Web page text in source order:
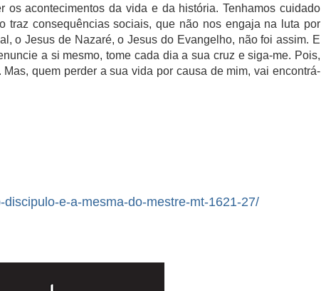
os acontecimentos da vida e da história. Tenhamos cuidado
traz consequências sociais, que não nos engaja na luta por
o Jesus de Nazaré, o Jesus do Evangelho, não foi assim. E
a si mesmo, tome cada dia a sua cruz e siga-me. Pois,
quem perder a sua vida por causa de mim, vai encontrá-
e-a-mesma-do-mestre-mt-1621-27/